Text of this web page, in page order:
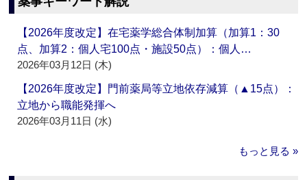
【2026年度改定】在宅薬学総合体制加算（加算1：30
点、加算2：個人宅100点・施設50点）：個人…
2026年03月12日 (木)
【2026年度改定】門前薬局等立地依存減算（▲15点）：
立地から職能発揮へ
2026年03月11日 (水)
もっと見る »